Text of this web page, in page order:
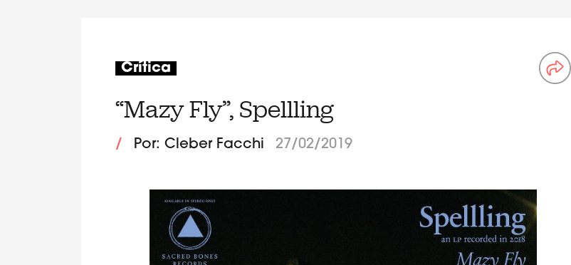
Crítica
“Mazy Fly”, Spellling
/ Por: Cleber Facchi 27/02/2019